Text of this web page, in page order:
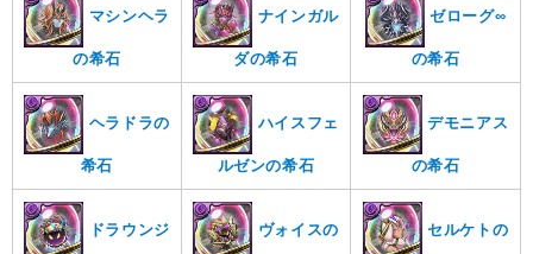
マシンヘラ
の希石
ナインガル
ダの希石
ゼローグ∞
の希石
ヘラドラの
希石
ハイスフェ
ルゼンの希石
デモニアス
の希石
ドラウンジ ヴォイスの セルケトの